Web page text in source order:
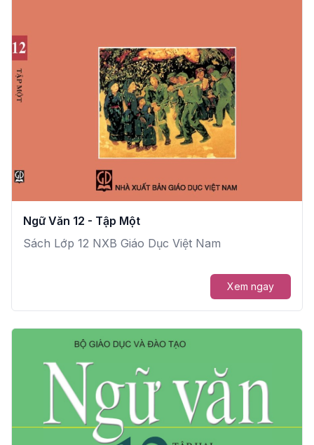
Ngữ Văn 12 - Tập Một
Sách Lớp 12 NXB Giáo Dục Việt Nam
Xem ngay